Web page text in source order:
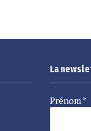
La
Prénom *